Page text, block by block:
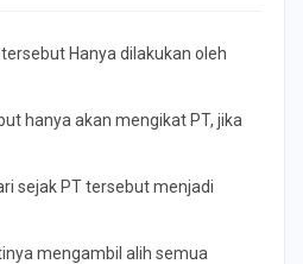
Hanya dilakukan oleh
hanya akan mengikat PT, jika
sejak PT tersebut menjadi
mengambil alih semua